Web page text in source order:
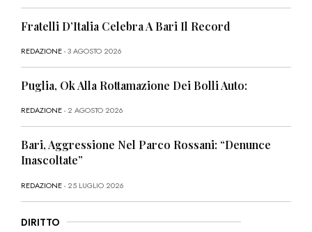
Fratelli D’Italia Celebra A Bari Il Record
REDAZIONE- 3 AGOSTO 2026
Puglia, Ok Alla Rottamazione Dei Bolli Auto:
REDAZIONE- 2 AGOSTO 2026
Bari, Aggressione Nel Parco Rossani: “Denunce
Inascoltate”
REDAZIONE- 25 LUGLIO 2026
DIRITTO